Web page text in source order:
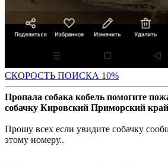
СКОРОСТЬ ПОИСКА 10%
Пропала собака кобель помогите
собачку Кировский Приморский край
Прошу всех если увидите собачку
этому номеру..